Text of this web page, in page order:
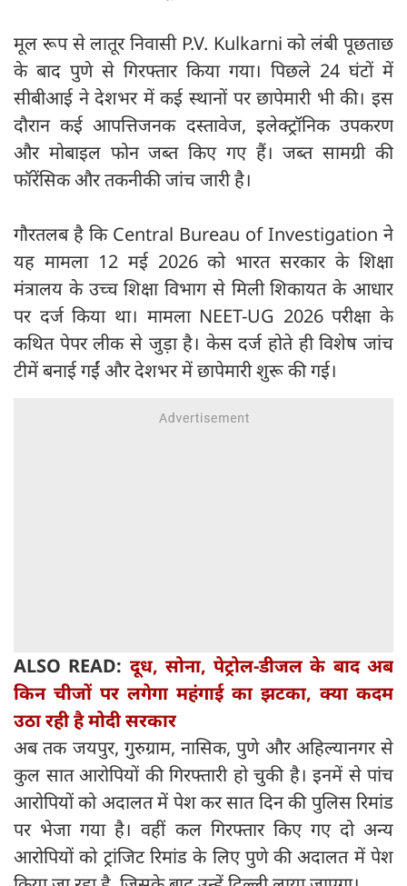
मूल रूप से लातूर निवासी P.V. Kulkarni को लंबी पूछताछ
के बाद पुणे से गिरफ्तार किया गया। पिछले 24 घंटों में
सीबीआई ने देशभर में कई स्थानों पर छापेमारी भी की। इस
दौरान कई आपत्तिजनक दस्तावेज, इलेक्ट्रॉनिक उपकरण
और मोबाइल फोन जब्त किए गए हैं। जब्त सामग्री की
फॉरेंसिक और तकनीकी जांच जारी है।
गौरतलब है कि Central Bureau of Investigation ने
यह मामला 12 मई 2026 को भारत सरकार के शिक्षा
मंत्रालय के उच्च शिक्षा विभाग से मिली शिकायत के आधार
पर दर्ज किया था। मामला NEET-UG 2026 परीक्षा के
कथित पेपर लीक से जुड़ा है। केस दर्ज होते ही विशेष जांच
टीमें बनाई गईं और देशभर में छापेमारी शुरू की गई।
ALSO READ: दूध, सोना, पेट्रोल-डीजल के बाद अब
किन चीजों पर लगेगा महंगाई का झटका, क्या कदम
उठा रही है मोदी सरकार
अब तक जयपुर, गुरुग्राम, नासिक, पुणे और अहिल्यानगर से
कुल सात आरोपियों की गिरफ्तारी हो चुकी है। इनमें से पांच
आरोपियों को अदालत में पेश कर सात दिन की पुलिस रिमांड
पर भेजा गया है। वहीं कल गिरफ्तार किए गए दो अन्य
आरोपियों को ट्रांजिट रिमांड के लिए पुणे की अदालत में पेश